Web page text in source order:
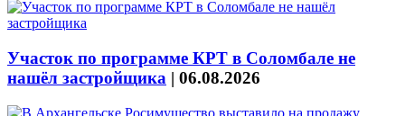
Участок по программе КРТ в Соломбале не
нашёл застройщика | 06.08.2026